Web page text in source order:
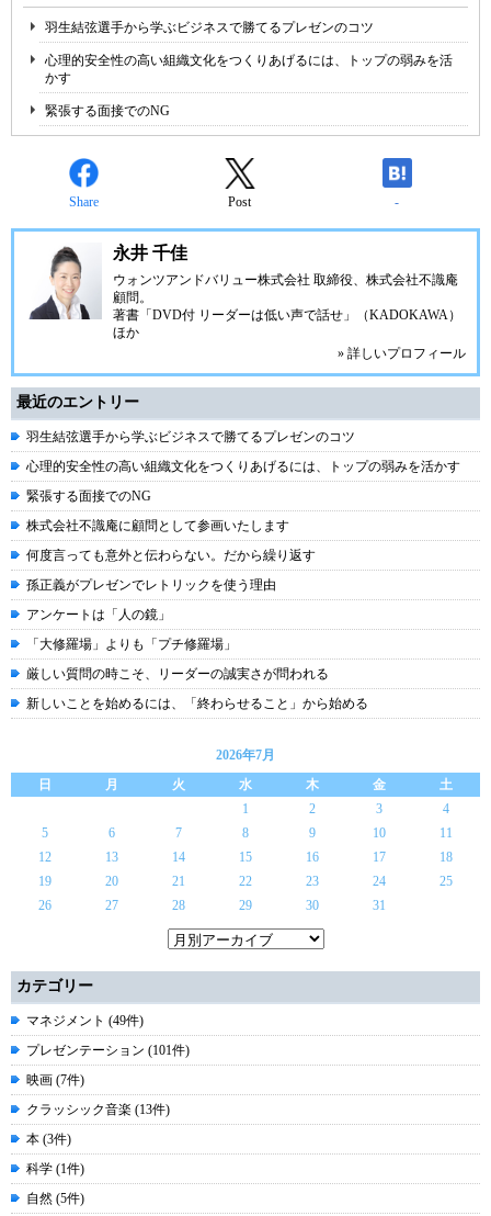
羽生結弦選手から学ぶビジネスで勝てるプレゼンのコツ
心理的安全性の高い組織文化をつくりあげるには、トップの弱みを活
かす
緊張する面接でのNG
Share Post -
永井 千佳
ウォンツアンドバリュー株式会社 取締役、株式会社不識庵
顧問。
著書「DVD付 リーダーは低い声で話せ」（KADOKAWA）
ほか
» 詳しいプロフィール
最近のエントリー
羽生結弦選手から学ぶビジネスで勝てるプレゼンのコツ
心理的安全性の高い組織文化をつくりあげるには、トップの弱みを活かす
緊張する面接でのNG
株式会社不識庵に顧問として参画いたします
何度言っても意外と伝わらない。だから繰り返す
孫正義がプレゼンでレトリックを使う理由
アンケートは「人の鏡」
「大修羅場」よりも「プチ修羅場」
厳しい質問の時こそ、リーダーの誠実さが問われる
新しいことを始めるには、「終わらせること」から始める
2026年7月
日
月 火 水 木 金
土
1
2 3
4
5
6 7 8 9 10
11
12
13 14 15 16 17
18
19
20 21 22 23 24
25
26
27 28 29 30 31
カテゴリー
マネジメント (49件)
プレゼンテーション (101件)
映画 (7件)
クラッシック音楽 (13件)
本 (3件)
科学 (1件)
自然 (5件)